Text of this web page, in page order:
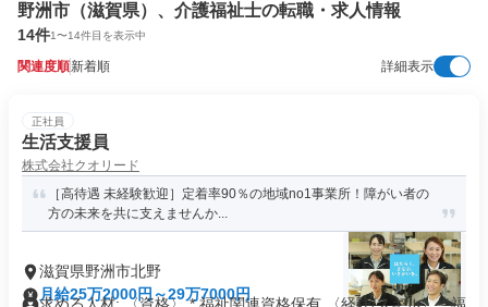
野洲市（滋賀県）、介護福祉士の転職・求人情報
14件1〜14件目を表示中
関連度順新着順 詳細表示
正社員
生活支援員
株式会社クオリード
［高待遇 未経験歓迎］定着率90％の地域no1事業所！障がい者の
方の未来を共に支えませんか...
滋賀県野洲市北野
月給25万2000円～29万7000円